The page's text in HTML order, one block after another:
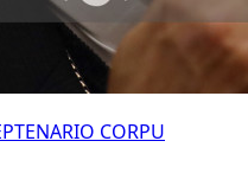
CORPU